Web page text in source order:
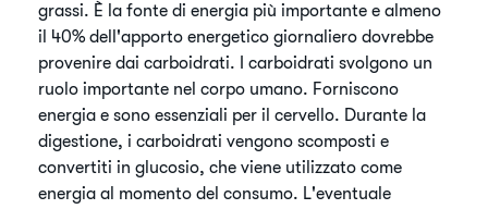
grassi. È la fonte di energia più importante e almeno
il 40% dell'apporto energetico giornaliero dovrebbe
provenire dai carboidrati. I carboidrati svolgono un
ruolo importante nel corpo umano. Forniscono
energia e sono essenziali per il cervello. Durante la
digestione, i carboidrati vengono scomposti e
convertiti in glucosio, che viene utilizzato come
energia al momento del consumo. L'eventuale